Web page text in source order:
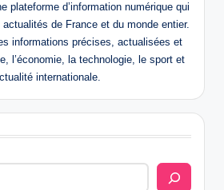
plateforme d’information numérique qui
de France et du monde entier.
informations précises, actualisées et
l’économie, la technologie, le sport et
internationale.